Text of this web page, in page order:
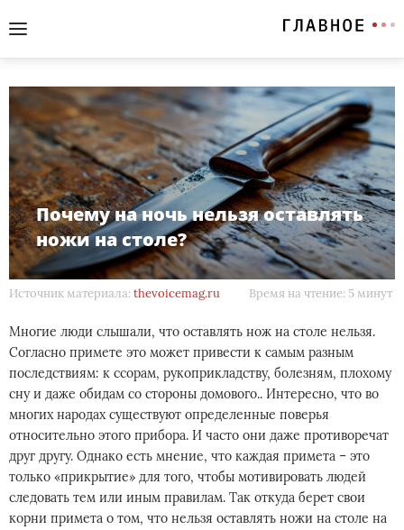
Почему на ночь нельзя оставлять
ножи на столе?
Источник материала: thevoicemag.ru Время на чтение: 5 минут
Многие люди слышали, что оставлять нож на столе нельзя.
Согласно примете это может привести к самым разным
последствиям: к ссорам, рукоприкладству, болезням, плохому
сну и даже обидам со стороны домового.. Интересно, что во
многих народах существуют определенные поверья
относительно этого прибора. И часто они даже противоречат
друг другу. Однако есть мнение, что каждая примета – это
только «прикрытие» для того, чтобы мотивировать людей
следовать тем или иным правилам. Так откуда берет свои
корни примета о том, что нельзя оставлять ножи на столе на